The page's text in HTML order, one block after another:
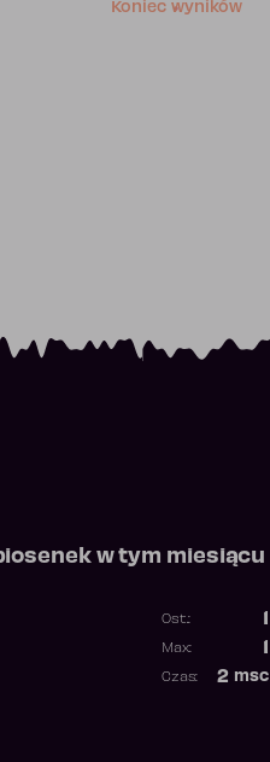
Koniec wyników
w tym miesiącu
Ost.:
Max:
2 msc
Czas: